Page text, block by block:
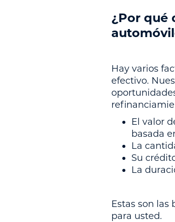
¿Por qué
Hay varios
efectivo.
El valor
basada
La
Su
La
Estas son
para usted.